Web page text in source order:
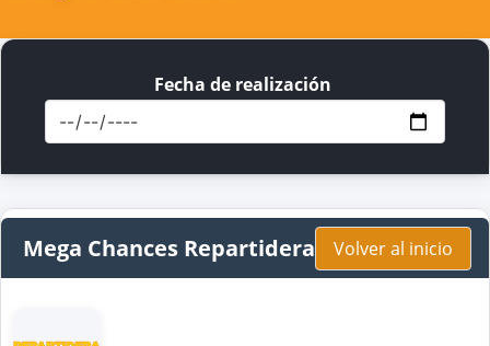
Fecha de realización
Mega Chances Repartidera Volver al inicio